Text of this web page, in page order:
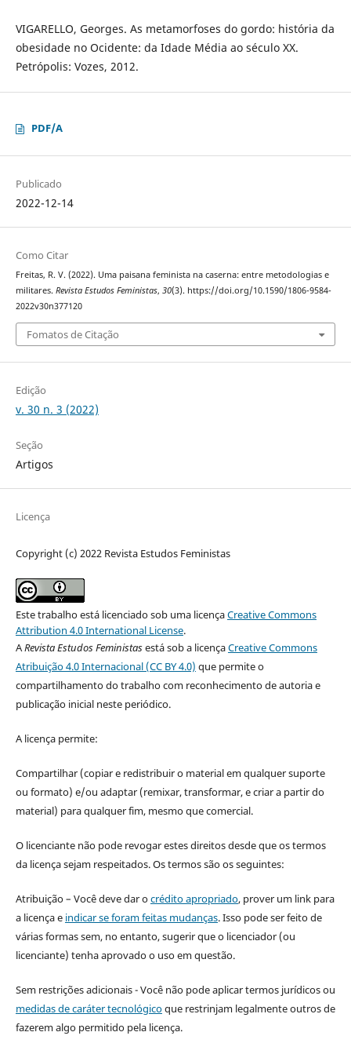
VIGARELLO, Georges. As metamorfoses do gordo: história da
obesidade no Ocidente: da Idade Média ao século XX.
Petrópolis: Vozes, 2012.
PDF/A
Publicado
2022-12-14
Como Citar
Freitas, R. V. (2022). Uma paisana feminista na caserna: entre metodologias e
militares. Revista Estudos Feministas, 30(3). https://doi.org/10.1590/1806-9584-
2022v30n377120
Fomatos de Citação
Edição
v. 30 n. 3 (2022)
Seção
Artigos
Licença
Copyright (c) 2022 Revista Estudos Feministas
Este trabalho está licenciado sob uma licençaCreative Commons
Attribution 4.0 International License.
ARevista Estudos Feministasestá sob a licençaCreative Commons
Atribuição 4.0 Internacional (CC BY 4.0) que permite o
compartilhamento do trabalho com reconhecimento de autoria e
publicação inicial neste periódico.
A licença permite:
Compartilhar (copiar e redistribuir o material em qualquer suporte
ou formato) e/ou adaptar (remixar, transformar, e criar a partir do
material) para qualquer fim, mesmo que comercial.
O licenciante não pode revogar estes direitos desde que os termos
da licença sejam respeitados. Os termos são os seguintes:
Atribuição – Você deve dar ocrédito apropriado, prover um link para
a licença e indicar se foram feitas mudanças. Isso pode ser feito de
várias formas sem, no entanto, sugerir que o licenciador (ou
licenciante) tenha aprovado o uso em questão.
Sem restrições adicionais - Você não pode aplicar termos jurídicos ou
medidas de caráter tecnológicoque restrinjam legalmente outros de
fazerem algo permitido pela licença.